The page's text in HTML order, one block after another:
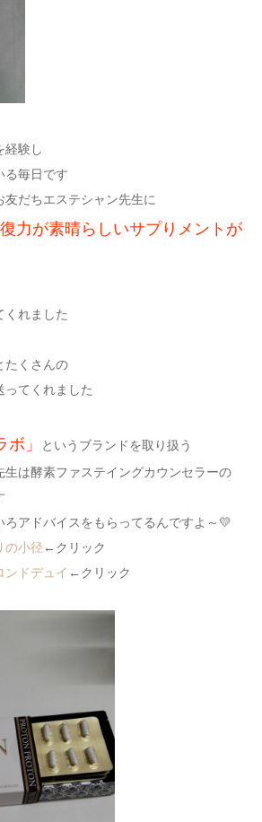
験し
毎日です
だちエステシャン先生に
復力が素晴らしいサプりメントが
れました
くさんの
てくれました
」
というブランドを取り扱う
は酵素ファステイングカウンセラーの
アドバイスをもらってるんですよ～💛
の小径 ←クリック
ンドデュイ ←クリック